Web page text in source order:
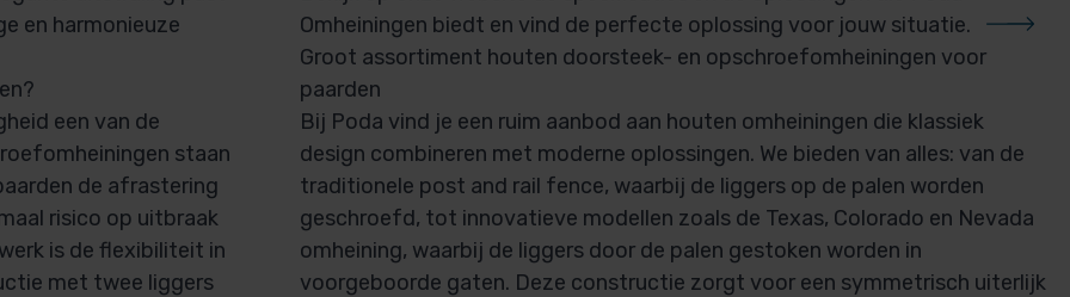
en harmonieuze
een van de
staan
de afrastering
risico op uitbraak
is de flexibiliteit in
met twee liggers
Omheiningen biedt en vind de perfecte oplossing voor jouw situatie.
Groot assortiment houten doorsteek- en opschroefomheiningen voor
paarden
Bij Poda vind je een ruim aanbod aan houten omheiningen die klassiek
design combineren met moderne oplossingen. We bieden van alles: van de
traditionele post and rail fence, waarbij de liggers op de palen worden
geschroefd, tot innovatieve modellen zoals de Texas, Colorado en Nevada
omheining, waarbij de liggers door de palen gestoken worden in
voorgeboorde gaten. Deze constructie zorgt voor een symmetrisch uiterlijk